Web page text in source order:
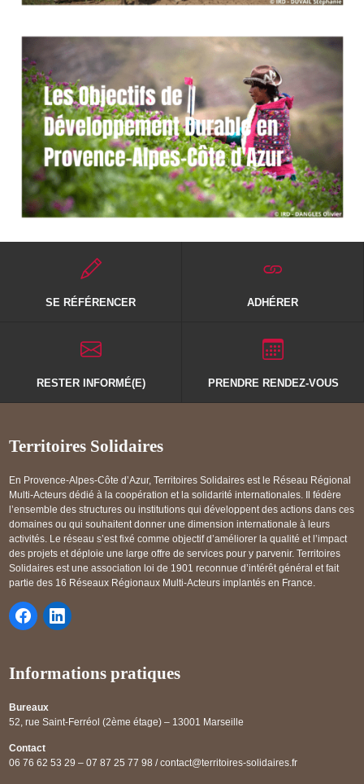
SE RÉFÉRENCER ADHÉRER
RESTER INFORMÉ(E) PRENDRE RENDEZ-VOUS
Territoires Solidaires
En Provence-Alpes-Côte d’Azur, Territoires Solidaires est le Réseau Régional
Multi-Acteurs dédié à la coopération et la solidarité internationales. Il fédère
l’ensemble des structures ou institutions qui développent des actions dans ces
domaines ou qui souhaitent donner une dimension internationale à leurs
activités. Le réseau s’est fixé comme objectif d’améliorer la qualité et l’impact
des projets et déploie une large offre de services pour y parvenir. Territoires
Solidaires est une association loi de 1901 reconnue d’intérêt général et fait
partie des 16 Réseaux Régionaux Multi-Acteurs implantés en France.
Informations pratiques
Bureaux
52, rue Saint-Ferréol (2ème étage) – 13001 Marseille
Contact
06 76 62 53 29 – 07 87 25 77 98 / contact@territoires-solidaires.fr